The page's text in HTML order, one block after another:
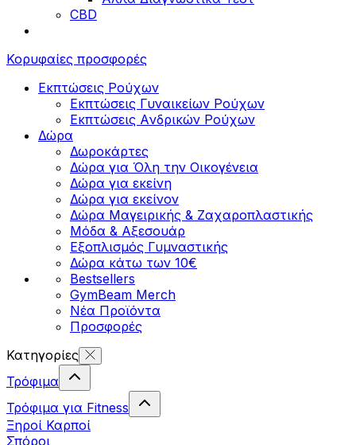
CBD
Κορυφαίες προσφορές
Εκπτώσεις Ρούχων
Εκπτώσεις Γυναικείων Ρούχων
Εκπτώσεις Aνδρικών Ρούχων
Δώρα
Δωροκάρτες
Δώρα για Όλη την Οικογένεια
Δώρα για εκείνη
Δώρα για εκείνον
Δώρα Μαγειρικής & Ζαχαροπλαστικής
Μόδα & Αξεσουάρ
Εξοπλισμός Γυμναστικής
Δώρα κάτω των 10€
Bestsellers
GymBeam Merch
Νέα Προϊόντα
Προσφορές
Κατηγορίες
Τρόφιμα
Τρόφιμα για Fitness
Ξηροί Καρποί
Σπόροι